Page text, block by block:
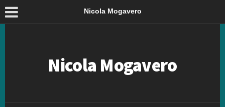
Nicola Mogavero
Nicola Mogavero